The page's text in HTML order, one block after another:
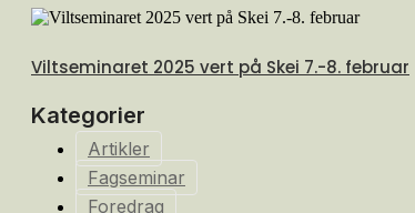
Viltseminaret 2025 vert på Skei 7.-8. februar
Kategorier
Artikler
Fagseminar
Foredrag